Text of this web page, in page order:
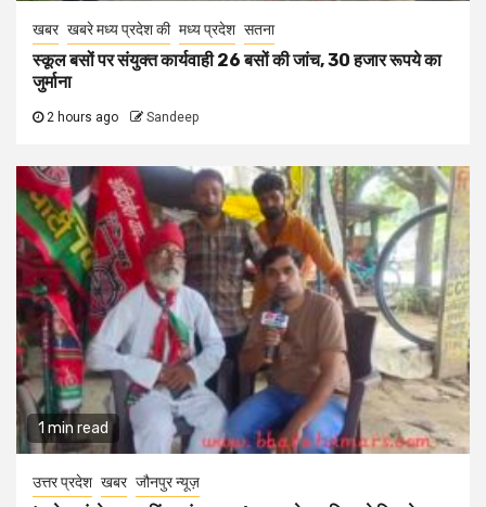
खबर खबरे मध्य प्रदेश की मध्य प्रदेश सतना
स्कूल बसों पर संयुक्त कार्यवाही 26 बसों की जांच, 30 हजार रूपये का
जुर्माना
2 hours ago Sandeep
1 min read
उत्तर प्रदेश खबर जौनपुर न्यूज़